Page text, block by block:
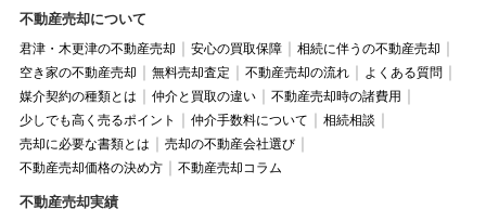
不動産売却について
君津・木更津の不動産売却 安心の買取保障
相続に伴うの不動産売却
空き家の不動産売却
無料売却査定 不動産売却の流れ
よくある質問
媒介契約の種類とは
仲介と買取の違い
不動産売却時の諸費用
少しでも高く売るポイント
仲介手数料について
相続相談
売却に必要な書類とは
売却の不動産会社選び
不動産売却価格の決め方
不動産売却コラム
不動産売却実績